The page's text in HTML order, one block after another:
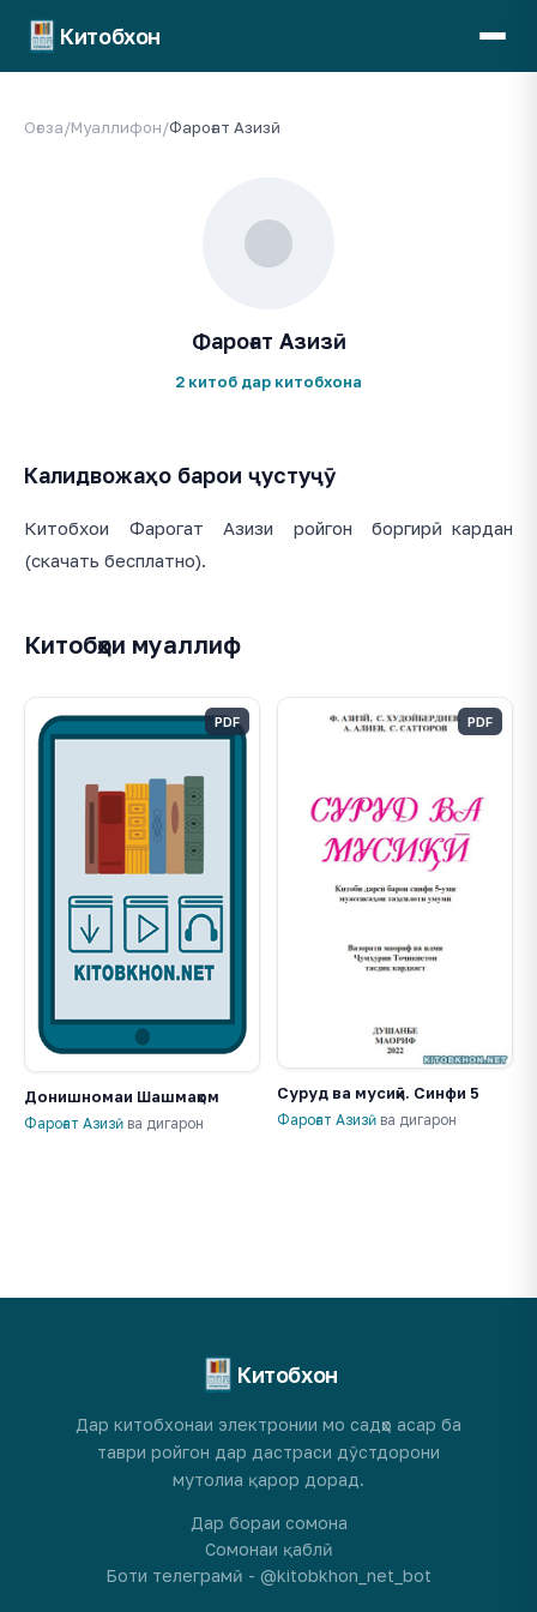
Китобхон
Оғоза/Муаллифон/Фароғат Азизӣ
Фароғат Азизӣ
2 китоб дар китобхона
Калидвожаҳо барои ҷустуҷӯ
Китобхои Фарогат Азизи ройгон боргирӣ кардан
(скачать бесплатно).
Китобҳои муаллиф
PDF
Донишномаи Шашмақом
Фароғат Азизӣ ва дигарон
PDF
Суруд ва мусиқӣ. Синфи 5
Фароғат Азизӣ ва дигарон
Китобхон
Дар китобхонаи электронии мо садҳо асар ба
таври ройгон дар дастраси дӯстдорони
мутолиа қарор дорад.
Дар бораи сомона
Сомонаи қаблӣ
Боти телеграмӣ - @kitobkhon_net_bot